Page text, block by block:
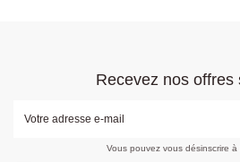
Recevez nos offres
Vous pouvez vous désinscrire à